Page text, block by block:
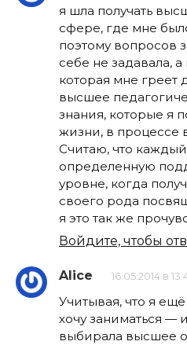
я шла получать
сфере, где мне
поэтому вопросов
себе не задавала, а
которая мне греет
высшее
знания, которые я
жизни, в процессе
Считаю, что
определенную
уровне, когда
своего рода
я это так же
Войдите, чтобы
Alice 16.05.2014 в
Учитывая, что я
хочу заниматься —
выбирала высшее